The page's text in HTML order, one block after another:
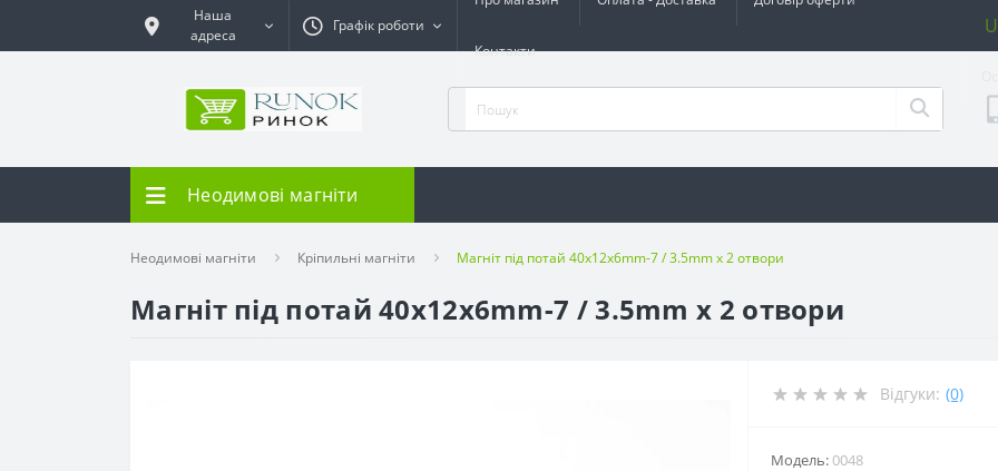
Наша
адреса
Графік роботи
Контакти
Неодимові магніти
Неодимові магніти Кріпильні магніти Магніт під потай 40x12x6mm-7 / 3.5mm х 2 отвори
Магніт під потай 40x12x6mm-7 / 3.5mm х 2 отвори
Відгуки: (0)
Модель:0048